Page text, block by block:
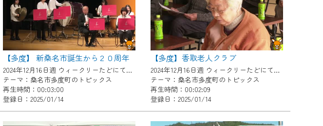
【多度】 新桑名市誕生から２０周年
2024年12月16日週 ウィークリーたどにて放送
テーマ：桑名市多度町のトピックス
再生時間：00:03:00
登録日：2025/01/14
【多度】香取老人クラブ
2024年12月16日週 ウィークリーたどにて放送
テーマ：桑名市多度町のトピックス
再生時間：00:02:09
登録日：2025/01/14
用頂くためのIDです。
しています。